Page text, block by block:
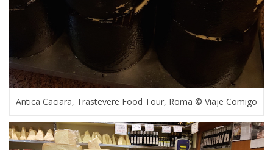
Antica Caciara, Trastevere Food Tour, Roma © Viaje Comigo